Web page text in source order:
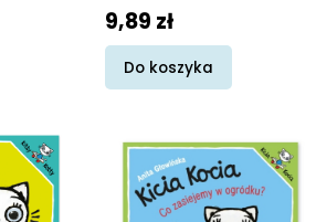
Cena
9,89 zł
Do koszyka